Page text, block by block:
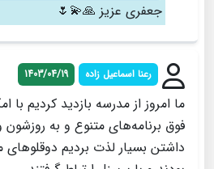
جعفری عزیز 🙏💫🌷
رعنا اسماعیل زاده 1403/04/19
ما امروز از مدرسه بازدید کردیم با
فوق برنامه‌های متنوع و به روزشون
داشتن بسیار لذت بردیم